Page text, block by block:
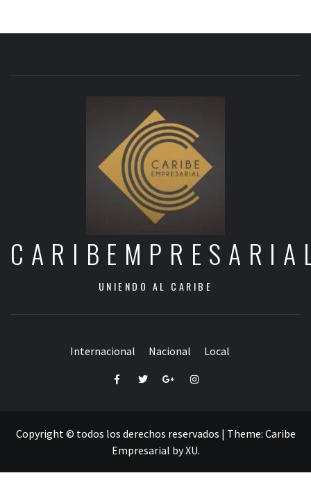
UNIENDO AL CARIBE
Internacional Nacional Local
FacebookTwitterGoogle+Instagram
Copyright © todos los derechos reservados | Theme: Caribe
Empresarial byXU.